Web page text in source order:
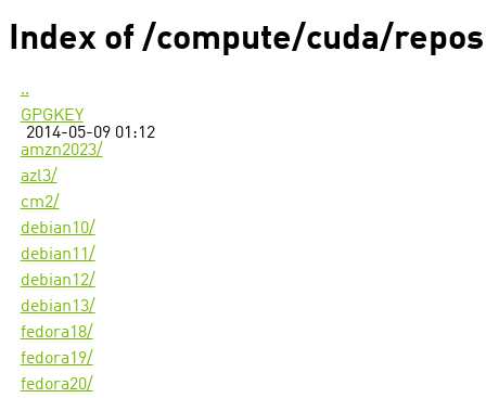
Index of /compute/cuda/repos
..
GPGKEY
2014-05-09 01:12
amzn2023/
azl3/
cm2/
debian10/
debian11/
debian12/
debian13/
fedora18/
fedora19/
fedora20/